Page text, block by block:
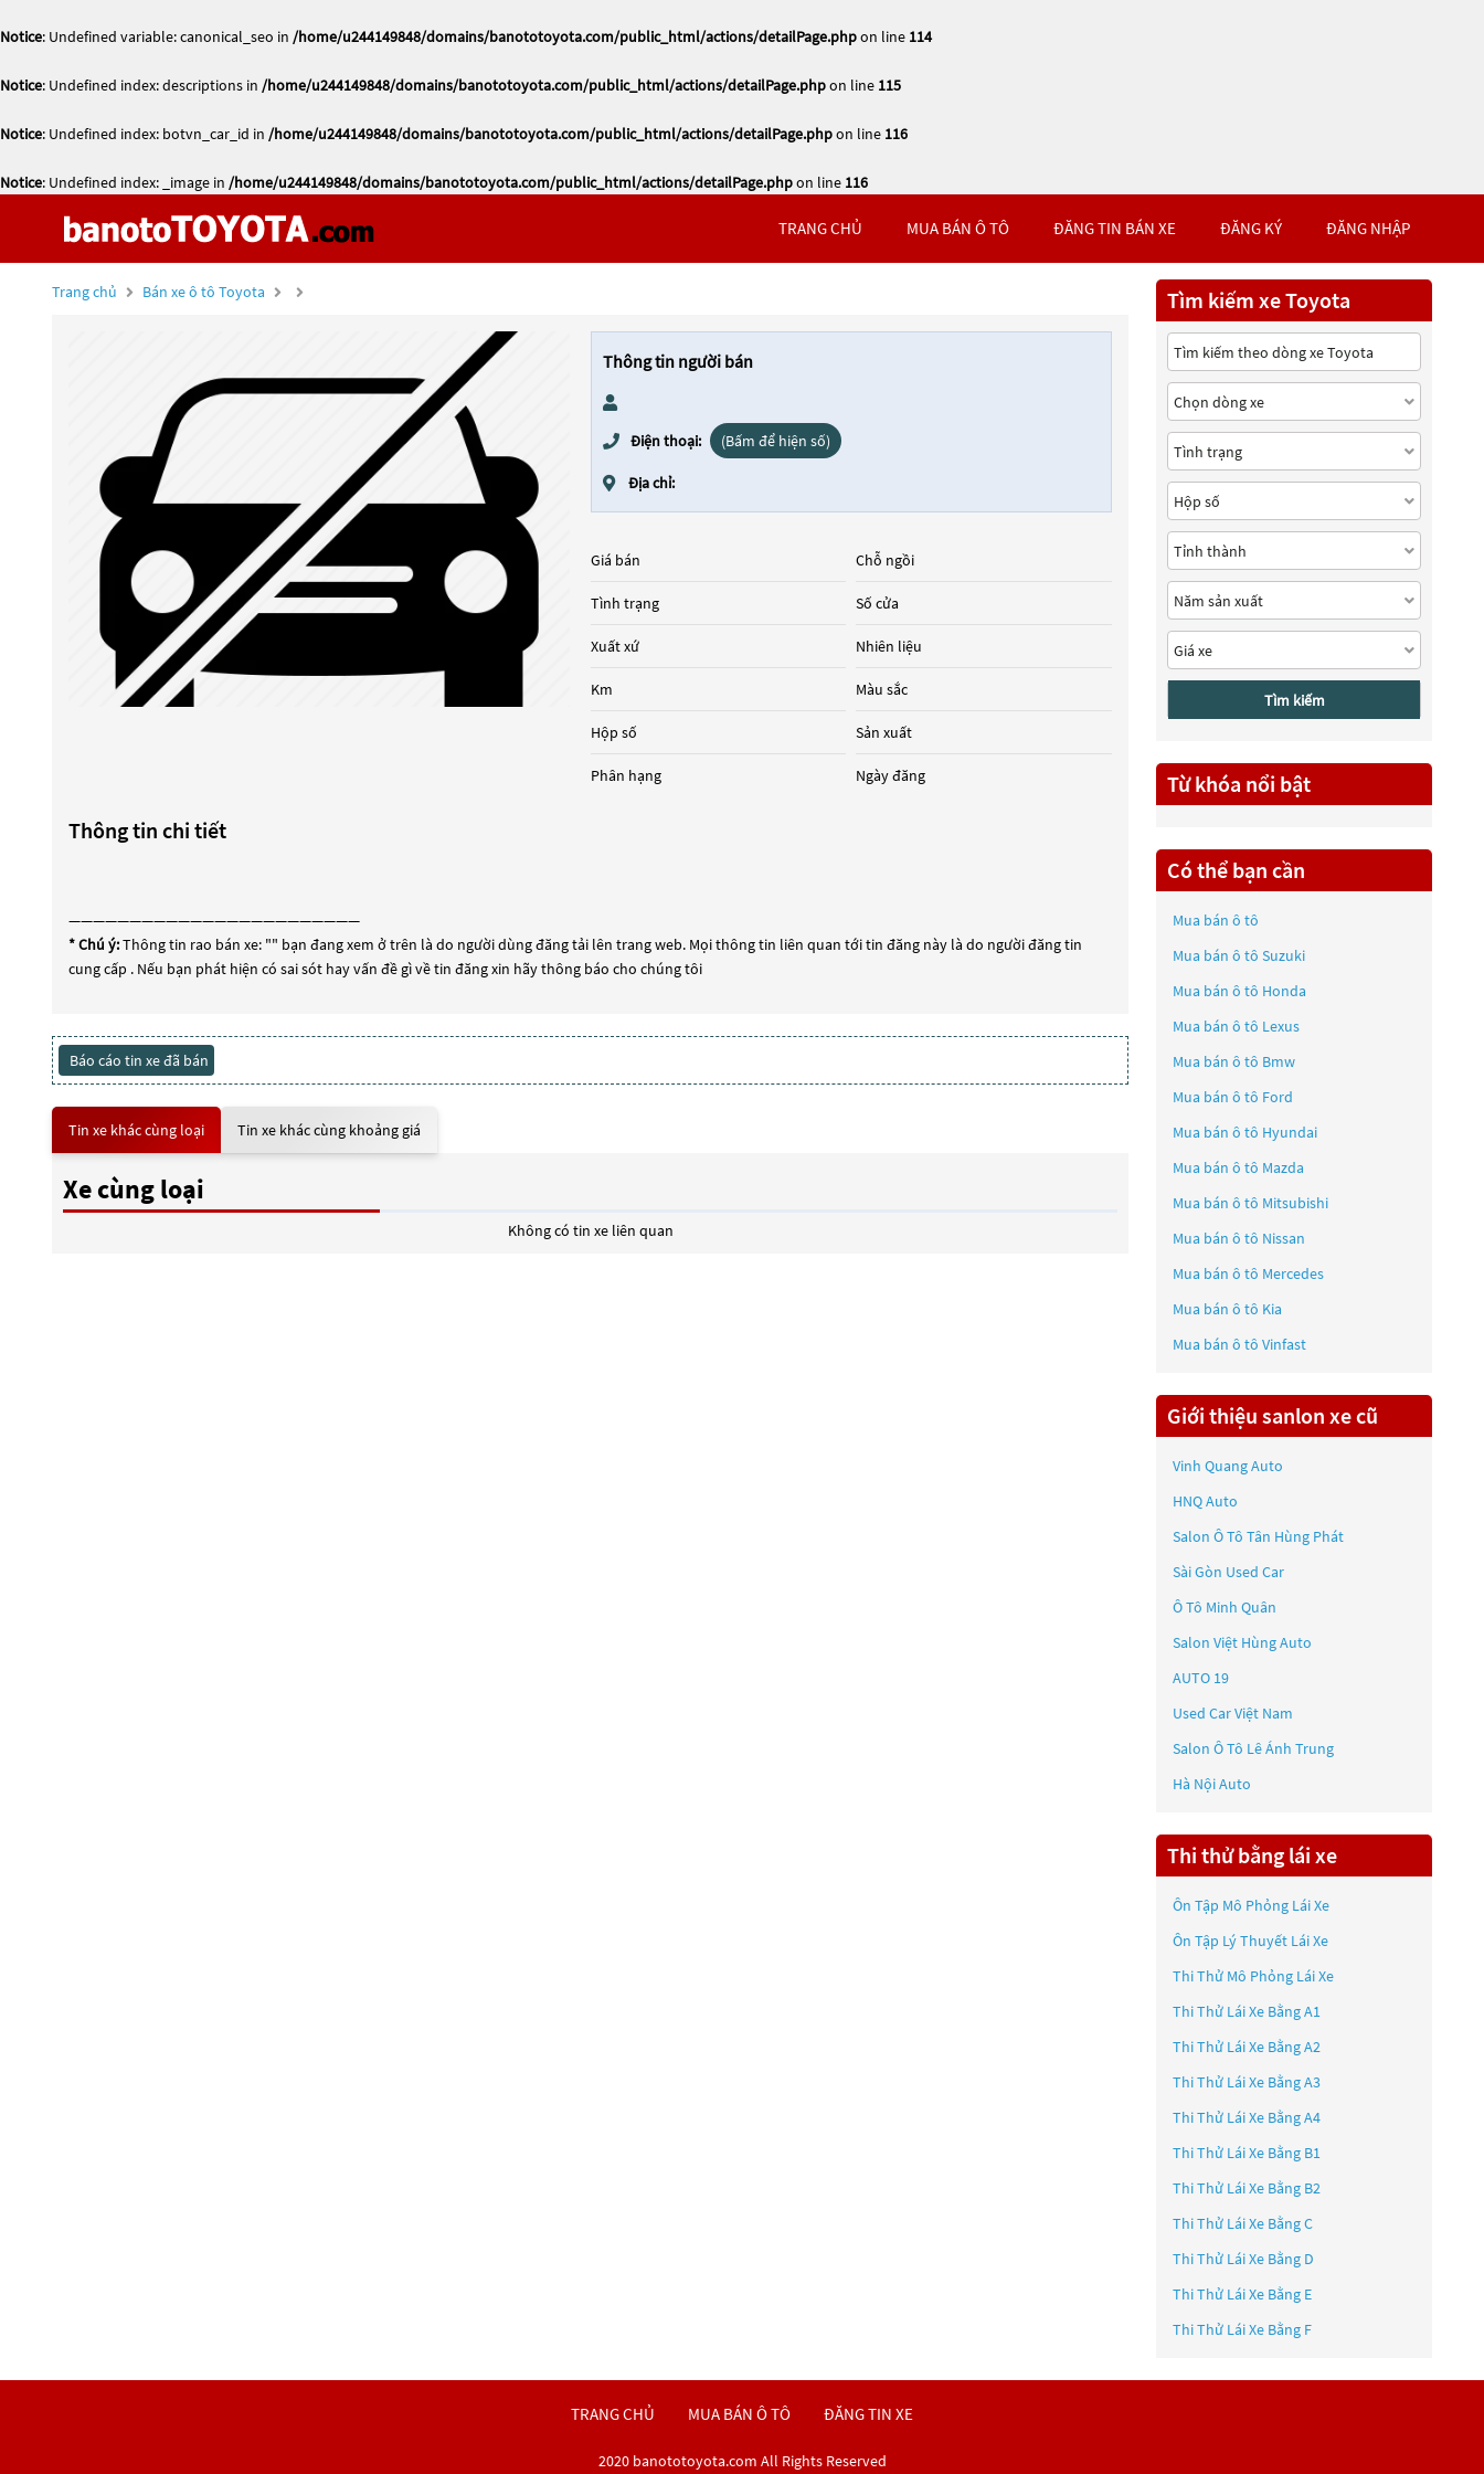
Notice: Undefined variable: canonical_seo in /home/u244149848/domains/banototoyota.com/public_html/actions/detailPage.phpon line 114
Notice: Undefined index: descriptions in /home/u244149848/domains/banototoyota.com/public_html/actions/detailPage.phpon line 115
Notice: Undefined index: botvn_car_id in /home/u244149848/domains/banototoyota.com/public_html/actions/detailPage.phpon line 116
Notice: Undefined index: _image in /home/u244149848/domains/banototoyota.com/public_html/actions/detailPage.phpon line 116
TRANG CHỦ MUA BÁN Ô TÔ ĐĂNG TIN BÁN XE ĐĂNG KÝ ĐĂNG NHẬP
Trang chủ Bán xe ô tô Toyota
Thông tin người bán
Điện thoại: (Bấm để hiện số)
Địa chỉ:
Giá bán
Tình trạng
Xuất xứ
Km
Hộp số
Phân hạng
Chỗ ngồi
Số cửa
Nhiên liệu
Màu sắc
Sản xuất
Ngày đăng
Thông tin chi tiết
————————————————————————
* Chú ý:Thông tin rao bán xe: "" bạn đang xem ở trên là do người dùng đăng tải lên trang web. Mọi thông tin liên quan tới tin đăng này là do người đăng tin
cung cấp . Nếu bạn phát hiện có sai sót hay vấn đề gì về tin đăng xin hãy thông báo cho chúng tôi
Báo cáo tin xe đã bán
Tin xe khác cùng loại Tin xe khác cùng khoảng giá
Xe cùng loại
Không có tin xe liên quan
Tìm kiếm xe Toyota
Tìm kiếm
Từ khóa nổi bật
Có thể bạn cần
Mua bán ô tô
Mua bán ô tô Suzuki
Mua bán ô tô Honda
Mua bán ô tô Lexus
Mua bán ô tô Bmw
Mua bán ô tô Ford
Mua bán ô tô Hyundai
Mua bán ô tô Mazda
Mua bán ô tô Mitsubishi
Mua bán ô tô Nissan
Mua bán ô tô Mercedes
Mua bán ô tô Kia
Mua bán ô tô Vinfast
Giới thiệu sanlon xe cũ
Vinh Quang Auto
HNQ Auto
Salon Ô Tô Tân Hùng Phát
Sài Gòn Used Car
Ô Tô Minh Quân
Salon Việt Hùng Auto
AUTO 19
Used Car Việt Nam
Salon Ô Tô Lê Ánh Trung
Hà Nội Auto
Thi thử bằng lái xe
Ôn Tập Mô Phỏng Lái Xe
Ôn Tập Lý Thuyết Lái Xe
Thi Thử Mô Phỏng Lái Xe
Thi Thử Lái Xe Bằng A1
Thi Thử Lái Xe Bằng A2
Thi Thử Lái Xe Bằng A3
Thi Thử Lái Xe Bằng A4
Thi Thử Lái Xe Bằng B1
Thi Thử Lái Xe Bằng B2
Thi Thử Lái Xe Bằng C
Thi Thử Lái Xe Bằng D
Thi Thử Lái Xe Bằng E
Thi Thử Lái Xe Bằng F
TRANG CHỦ MUA BÁN Ô TÔ ĐĂNG TIN XE
2020 banototoyota.com All Rights Reserved